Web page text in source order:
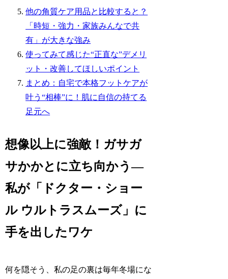
他の角質ケア用品と比較すると？
「時短・強力・家族みんなで共
有」が大きな強み
使ってみて感じた“正直な”デメリ
ット・改善してほしいポイント
まとめ：自宅で本格フットケアが
叶う“相棒”に！肌に自信の持てる
足元へ
想像以上に強敵！ガサガ
サかかとに立ち向かう―
私が「ドクター・ショー
ル ウルトラスムーズ」に
手を出したワケ
何を隠そう、私の足の裏は毎年冬場にな